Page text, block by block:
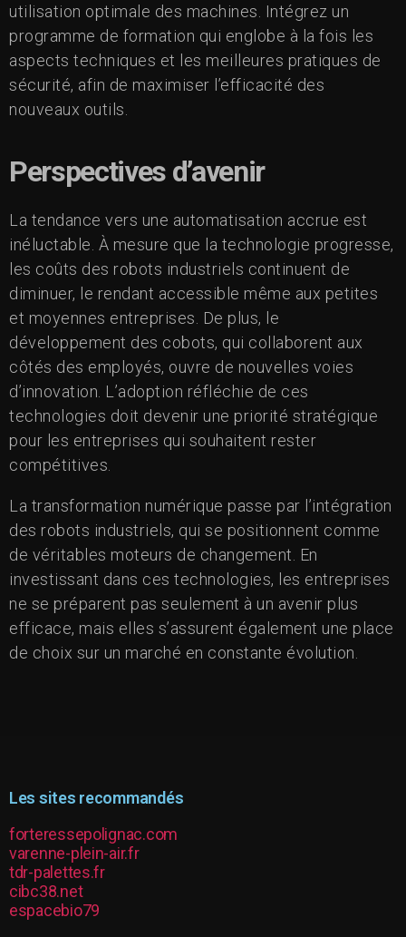
utilisation optimale des machines. Intégrez un
programme de formation qui englobe à la fois les
aspects techniques et les meilleures pratiques de
sécurité, afin de maximiser l’efficacité des
nouveaux outils.
Perspectives d’avenir
La tendance vers une automatisation accrue est
inéluctable. À mesure que la technologie progresse,
les coûts des robots industriels continuent de
diminuer, le rendant accessible même aux petites
et moyennes entreprises. De plus, le
développement des cobots, qui collaborent aux
côtés des employés, ouvre de nouvelles voies
d’innovation. L’adoption réfléchie de ces
technologies doit devenir une priorité stratégique
pour les entreprises qui souhaitent rester
compétitives.
La transformation numérique passe par l’intégration
des robots industriels, qui se positionnent comme
de véritables moteurs de changement. En
investissant dans ces technologies, les entreprises
ne se préparent pas seulement à un avenir plus
efficace, mais elles s’assurent également une place
de choix sur un marché en constante évolution.
Les sites recommandés
forteressepolignac.com
varenne-plein-air.fr
tdr-palettes.fr
cibc38.net
espacebio79